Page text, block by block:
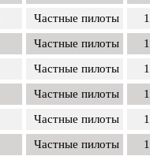
Частные пилоты
Частные пилоты
Частные пилоты
Частные пилоты
Частные пилоты
Частные пилоты